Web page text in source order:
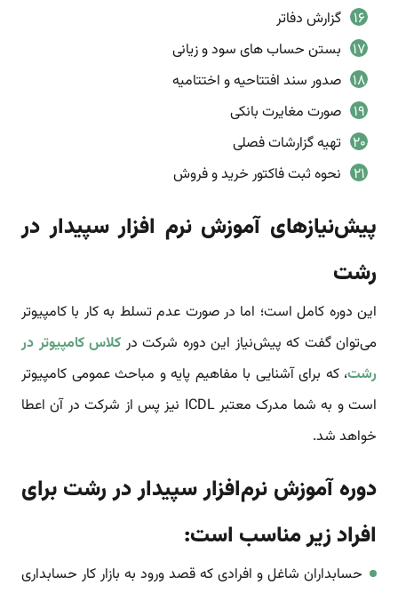
گزارش دفاتر
بستن حساب های سود و زیانی
صدور سند افتتاحیه و اختتامیه
صورت مغایرت بانکی
تهیه گزارشات فصلی
نحوه ثبت فاکتور خرید و فروش
پیش‌نیازهای آموزش نرم افزار سپیدار در
رشت
این دوره کامل است؛ اما در صورت عدم تسلط به کار با کامپیوتر
می‌توان گفت که پیش‌نیاز این دوره شرکت در کلاس کامپیوتر در
رشت،که برای آشنایی با مفاهیم پایه و مباحث عمومی کامپیوتر
است و به شما مدرک معتبر ICDL نیز پس از شرکت در آن اعطا
خواهد شد.
دوره آموزش نرم‌افزار سپیدار در رشت برای
افراد زیر مناسب است:
حسابداران شاغل و افرادی که قصد ورود به بازار کار حسابداری